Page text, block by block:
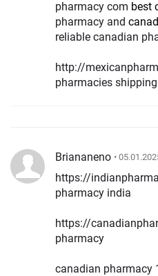
pharmacy com best
pharmacy and
reliable canadian
http://
pharmacies
Briananeno •
https://
pharmacy india
https://
pharmacy
canadian pharmacy